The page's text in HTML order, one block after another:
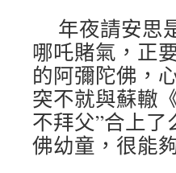
年夜請安思
哪吒賭氣，正
的阿彌陀佛，
突不就與蘇轍
不拜父”合上
佛幼童，很能